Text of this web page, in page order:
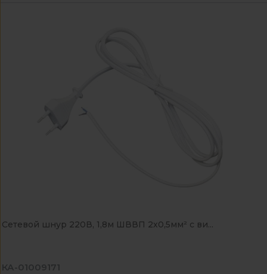
Сетевой шнур 220В, 1,8м ШВВП 2х0,5мм² с ви...
КА-01009171